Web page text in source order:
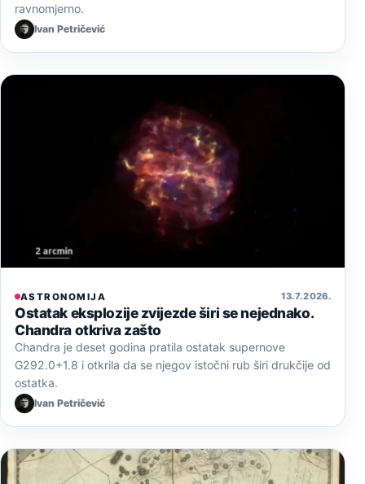
ravnomjerno.
Ivan Petričević
ASTRONOMIJA 13. 7. 2026.
Ostatak eksplozije zvijezde širi se nejednako.
Chandra otkriva zašto
Chandra je deset godina pratila ostatak supernove
G292.0+1.8 i otkrila da se njegov istočni rub širi drukčije od
ostatka.
Ivan Petričević